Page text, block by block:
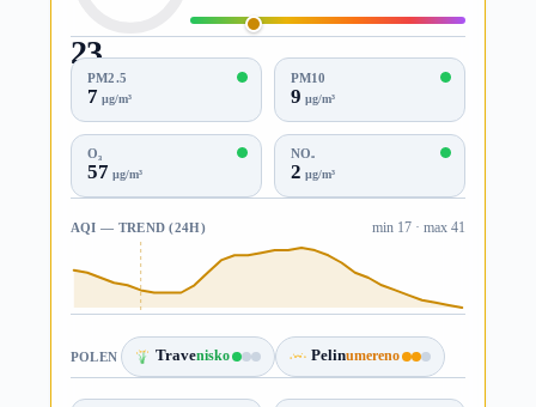
23
AQI
PM2.5
7 µg/m³
PM10
9 µg/m³
O₃
57 µg/m³
NO₂
2 µg/m³
AQI — TREND (24H) min 17 · max 41
POLEN Travenisko Pelinumereno